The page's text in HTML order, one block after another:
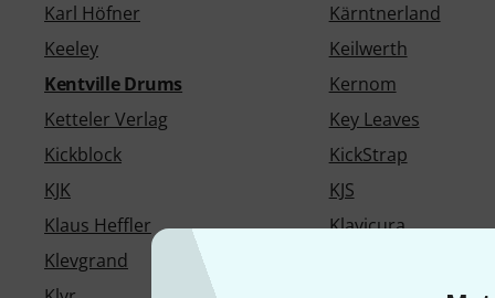
Karl Höfner
Kärntnerland
Keeley
Keilwerth
Kentville Drums
Kernom
Ketteler Verlag
Key Leaves
Kickblock
KickStrap
KJK
KJS
Klaus Heffler
Klavicura
Klevgrand